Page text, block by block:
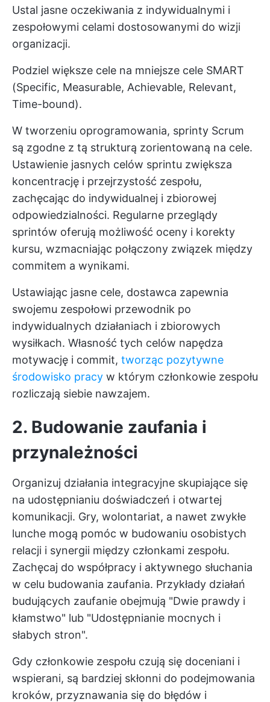
Ustal jasne oczekiwania z indywidualnymi i
zespołowymi celami dostosowanymi do wizji
organizacji.
Podziel większe cele na mniejsze cele SMART
(Specific, Measurable, Achievable, Relevant,
Time-bound).
W tworzeniu oprogramowania, sprinty Scrum
są zgodne z tą strukturą zorientowaną na cele.
Ustawienie jasnych celów sprintu zwiększa
koncentrację i przejrzystość zespołu,
zachęcając do indywidualnej i zbiorowej
odpowiedzialności. Regularne przeglądy
sprintów oferują możliwość oceny i korekty
kursu, wzmacniając połączony związek między
commitem a wynikami.
Ustawiając jasne cele, dostawca zapewnia
swojemu zespołowi przewodnik po
indywidualnych działaniach i zbiorowych
wysiłkach. Własność tych celów napędza
motywację i commit, tworząc pozytywne
środowisko pracy w którym członkowie zespołu
rozliczają siebie nawzajem.
2. Budowanie zaufania i
przynależności
Organizuj działania integracyjne skupiające się
na udostępnianiu doświadczeń i otwartej
komunikacji. Gry, wolontariat, a nawet zwykłe
lunche mogą pomóc w budowaniu osobistych
relacji i synergii między członkami zespołu.
Zachęcaj do współpracy i aktywnego słuchania
w celu budowania zaufania. Przykłady działań
budujących zaufanie obejmują "Dwie prawdy i
kłamstwo" lub "Udostępnianie mocnych i
słabych stron".
Gdy członkowie zespołu czują się doceniani i
wspierani, są bardziej skłonni do podejmowania
kroków, przyznawania się do błędów i